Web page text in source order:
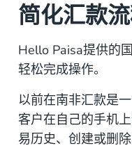
简化汇款
Hello Paisa提供的
轻松完成操作。
以前在南非汇款是
客户在自己的手机
易历史、创建或删